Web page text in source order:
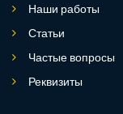
Наши работы
Статьи
Частые вопросы
Реквизиты